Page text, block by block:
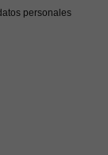
personales